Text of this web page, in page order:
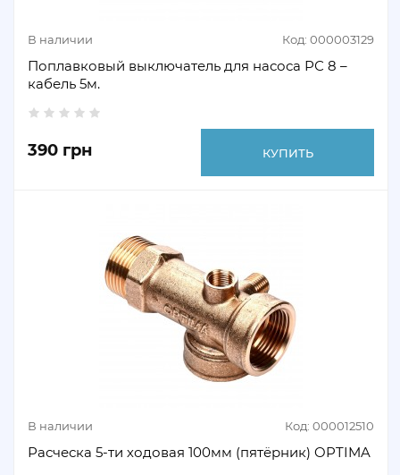
В наличии Код: 000003129
Поплавковый выключатель для насоса РС 8 –
кабель 5м.
390 грн КУПИТЬ
В наличии Код: 000012510
Расческа 5-ти ходовая 100мм (пятёрник) OPTIMA